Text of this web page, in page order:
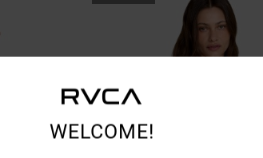
WELCOME!